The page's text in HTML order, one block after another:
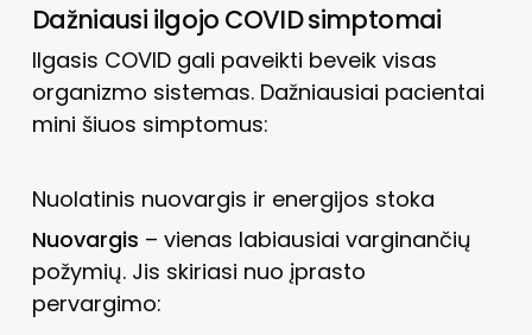
Dažniausi ilgojo COVID simptomai
Ilgasis COVID gali paveikti beveik visas
organizmo sistemas. Dažniausiai pacientai
mini šiuos simptomus:
Nuolatinis nuovargis ir energijos stoka
Nuovargis – vienas labiausiai varginančių
požymių. Jis skiriasi nuo įprasto
pervargimo: